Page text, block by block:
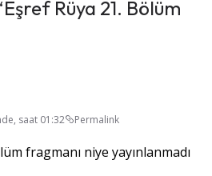
Eşref Rüya 21. Bölüm
saat 01:32 Permalink
fragmanı niye yayınlanmadı